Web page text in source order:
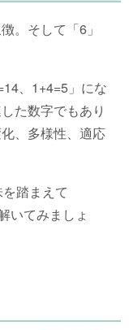
。そして「6」
、1+4=5」にな
た数字でもあり
、多様性、適応
踏まえて
いてみましょ